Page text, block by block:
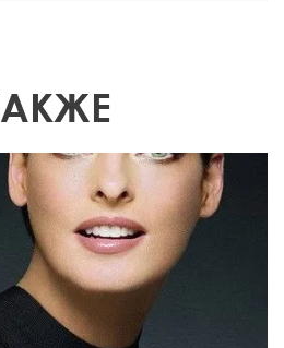
пластическая хирургия
знаменитости
женщина, не
меньше чем за 10
долл